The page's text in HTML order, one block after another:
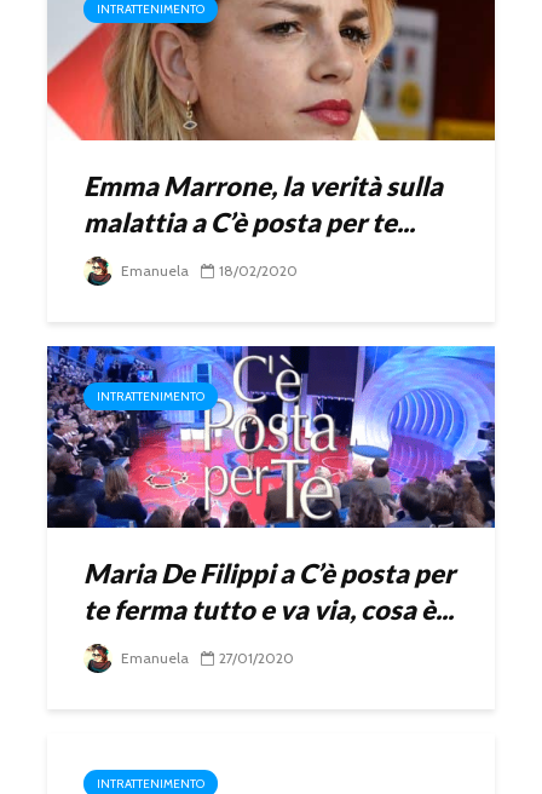
INTRATTENIMENTO
Emma Marrone, la verità sulla
malattia a C’è posta per te...
Emanuela 18/02/2020
INTRATTENIMENTO
Maria De Filippi a C’è posta per
te ferma tutto e va via, cosa è...
Emanuela 27/01/2020
INTRATTENIMENTO